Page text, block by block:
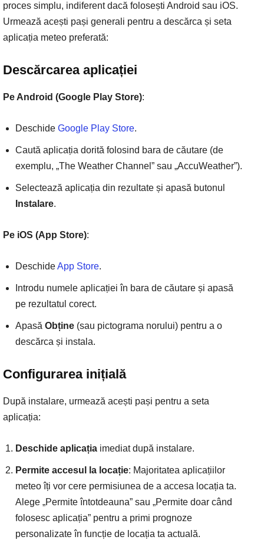
proces simplu, indiferent dacă folosești Android sau iOS.
Urmează acești pași generali pentru a descărca și seta
aplicația meteo preferată:
Descărcarea aplicației
Pe Android (Google Play Store):
Deschide Google Play Store.
Caută aplicația dorită folosind bara de căutare (de
exemplu, „The Weather Channel” sau „AccuWeather”).
Selectează aplicația din rezultate și apasă butonul
Instalare.
Pe iOS (App Store):
DeschideApp Store.
Introdu numele aplicației în bara de căutare și apasă
pe rezultatul corect.
Apasă Obține (sau pictograma norului) pentru a o
descărca și instala.
Configurarea inițială
După instalare, urmează acești pași pentru a seta
aplicația:
Deschide aplicația imediat după instalare.
Permite accesul la locație: Majoritatea aplicațiilor
meteo îți vor cere permisiunea de a accesa locația ta.
Alege „Permite întotdeauna” sau „Permite doar când
folosesc aplicația” pentru a primi prognoze
personalizate în funcție de locația ta actuală.